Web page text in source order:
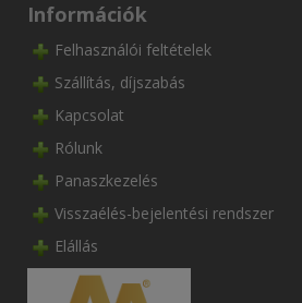
Információk
Felhasználói feltételek
Szállítás, díjszabás
Kapcsolat
Rólunk
Panaszkezelés
Visszaélés-bejelentési rendszer
Elállás